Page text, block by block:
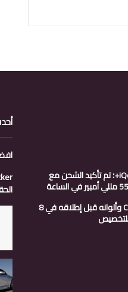
الكشف عن تاريخ إطلاق iQoo Neo 9s Pro+؛ تم تأكيد الشحن مع
الكشف عن تصميم هاتف CMF Phone 1 وألوانه قبل إطلاقه في 8